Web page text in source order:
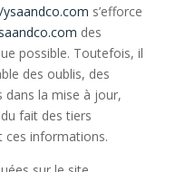
s’efforce
des
possible. Toutefois, il
des oublis, des
dans la mise à jour,
fait des tiers
ces informations.